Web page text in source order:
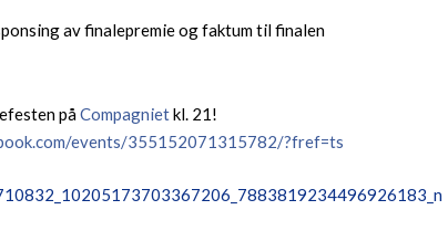
av finalepremie og faktum til finalen
påCompagnietkl. 21!
events/355152071315782/?fref=ts